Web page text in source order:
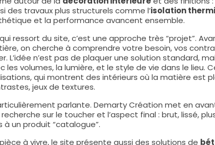
des travaux plus structurels comme l’isolation
et la performance avancent ensemble.
ressort du site, c’est une approche très “projet”.
on cherche à comprendre votre besoin, vos
L’idée n’est pas de plaquer une solution standard,
les volumes, la lumière, et le style de vie dans le lieu.
qui montrent des intérieurs où la matière est
jeux de textures.
parlante. Demarty Création met en
sur le toucher et l’aspect final : brut, lissé,
à un produit “catalogue”.
à vivre, le site présente aussi des solutions de